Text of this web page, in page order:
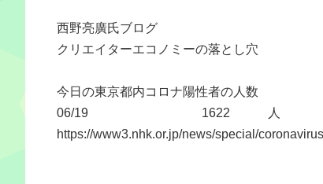
西野亮廣氏ブログ
クリエイターエコノミーの落とし穴
今日の東京都内コロナ陽性者の人数
06/19 1622 人
https://www3.nhk.or.jp/news/special/